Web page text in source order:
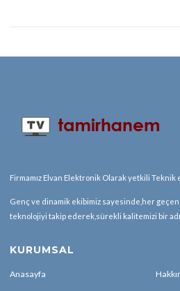
Firmamız Elvan Elektronik Olarak yetkili Teknik
Genç ve dinamik ekibimiz sayesinde,her
teknolojiyi takip ederek,sürekli kalitemizi bir
KURUMSAL
Anasayfa